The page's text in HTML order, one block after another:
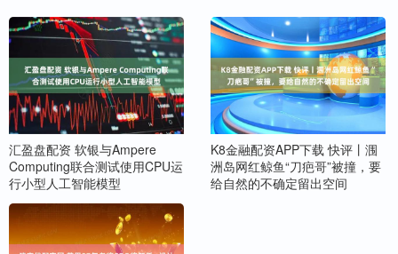
汇盈盘配资 软银与Ampere
Computing联合测试使用CPU运
行小型人工智能模型
K8金融配资APP下载 快评丨涠
洲岛网红鲸鱼“刀疤哥”被撞，要
给自然的不确定留出空间